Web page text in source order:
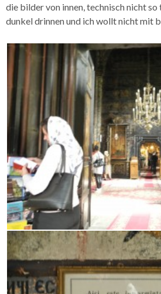
die bilder von innen, technisch nicht
dunkel drinnen und ich wollt nicht mit